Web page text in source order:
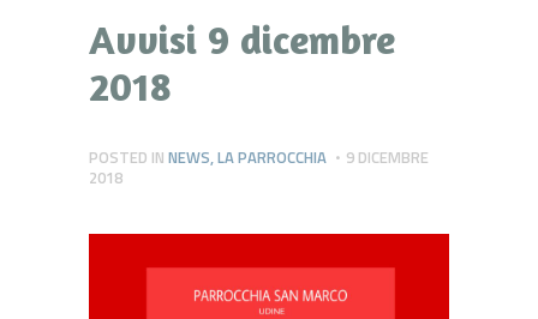
Avvisi 9 dicembre
2018
POSTED IN NEWS,LA PARROCCHIA
9 DICEMBRE
2018